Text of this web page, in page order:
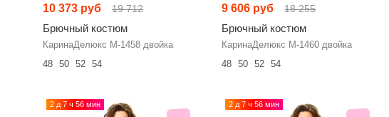
10 373 руб 19 712
Брючный костюм
КаринаДелюкс М-1458 двойка
48 50 52 54
9 606 руб 18 255
Брючный костюм
КаринаДелюкс М-1460 двойка
48
50 52 54
2 д 7 ч 56 мин 2 д 7 ч 56 мин